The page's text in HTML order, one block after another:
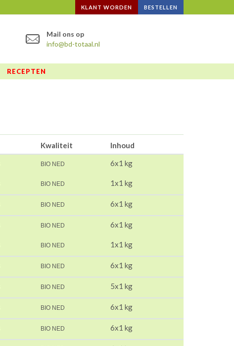
KLANT WORDEN BESTELLEN
Mail ons op
info@bd-totaal.nl
RECEPTEN
Kwaliteit
Inhoud
BIO NED 6x1 kg
BIO NED 1x1 kg
BIO NED 6x1 kg
BIO NED 6x1 kg
BIO NED 1x1 kg
BIO NED 6x1 kg
BIO NED 5x1 kg
BIO NED 6x1 kg
BIO NED 6x1 kg